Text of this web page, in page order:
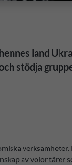
land
stödja
av volontärer